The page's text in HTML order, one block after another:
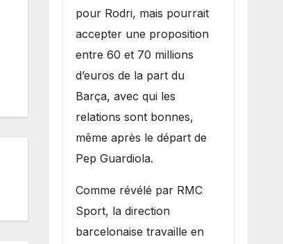
pour Rodri, mais pourrait
accepter une proposition
entre 60 et 70 millions
d’euros de la part du
Barça, avec qui les
relations sont bonnes,
même après le départ de
Pep Guardiola.
​Comme révélé par RMC
Sport, la direction
barcelonaise travaille en